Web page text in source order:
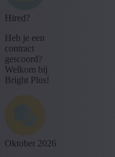
Hired?
Heb je een
contract
gescoord?
Welkom bij
Bright Plus!
Oktober 2026